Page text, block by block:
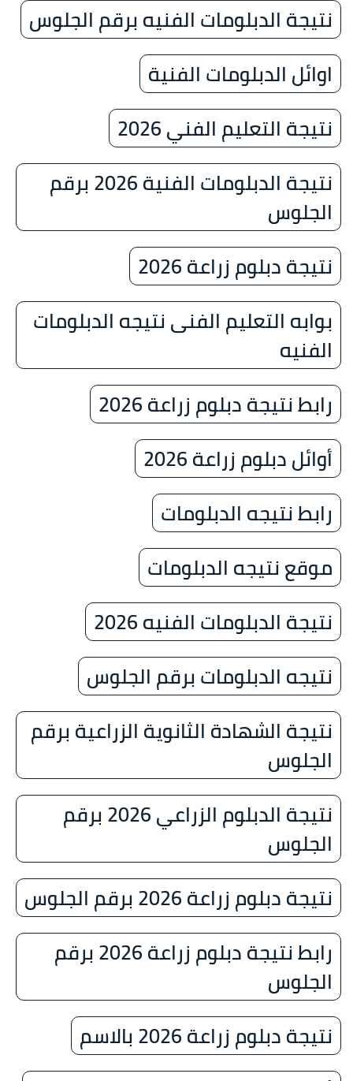
نتيجة الدبلومات الفنيه برقم الجلوس
اوائل الدبلومات الفنية
نتيجة التعليم الفني 2026
نتيجة الدبلومات الفنية 2026 برقم
الجلوس
نتيجة دبلوم زراعة 2026
بوابه التعليم الفنى نتيجه الدبلومات
الفنيه
رابط نتيجة دبلوم زراعة 2026
أوائل دبلوم زراعة 2026
رابط نتيجه الدبلومات
موقع نتيجه الدبلومات
نتيجة الدبلومات الفنيه 2026
نتيجه الدبلومات برقم الجلوس
نتيجة الشهادة الثانوية الزراعية برقم
الجلوس
نتيجة الدبلوم الزراعي 2026 برقم
الجلوس
نتيجة دبلوم زراعة 2026 برقم الجلوس
رابط نتيجة دبلوم زراعة 2026 برقم
الجلوس
نتيجة دبلوم زراعة 2026 بالاسم